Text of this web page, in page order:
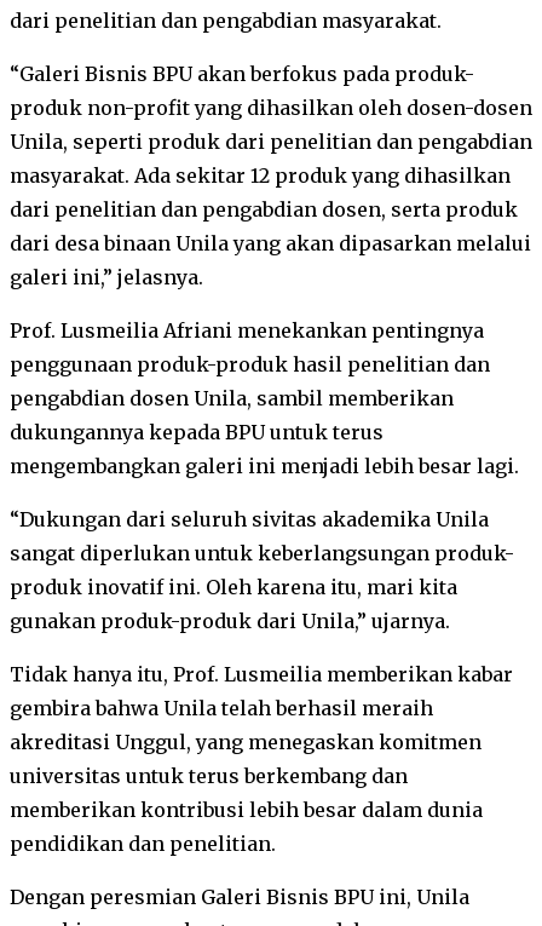
dari penelitian dan pengabdian masyarakat.
“Galeri Bisnis BPU akan berfokus pada produk-
produk non-profit yang dihasilkan oleh dosen-dosen
Unila, seperti produk dari penelitian dan pengabdian
masyarakat. Ada sekitar 12 produk yang dihasilkan
dari penelitian dan pengabdian dosen, serta produk
dari desa binaan Unila yang akan dipasarkan melalui
galeri ini,” jelasnya.
Prof. Lusmeilia Afriani menekankan pentingnya
penggunaan produk-produk hasil penelitian dan
pengabdian dosen Unila, sambil memberikan
dukungannya kepada BPU untuk terus
mengembangkan galeri ini menjadi lebih besar lagi.
“Dukungan dari seluruh sivitas akademika Unila
sangat diperlukan untuk keberlangsungan produk-
produk inovatif ini. Oleh karena itu, mari kita
gunakan produk-produk dari Unila,” ujarnya.
Tidak hanya itu, Prof. Lusmeilia memberikan kabar
gembira bahwa Unila telah berhasil meraih
akreditasi Unggul, yang menegaskan komitmen
universitas untuk terus berkembang dan
memberikan kontribusi lebih besar dalam dunia
pendidikan dan penelitian.
Dengan peresmian Galeri Bisnis BPU ini, Unila